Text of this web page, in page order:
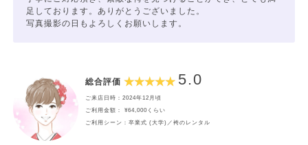
足しております。ありがとうございました。
写真撮影の日もよろしくお願いします。
総合評価 5.0
ご来店日時：2024年12月頃
ご利用金額： ¥64,000くらい
ご利用シーン：卒業式 (大学)／袴のレンタル